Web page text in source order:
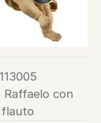
113005
Raffaelo con
flauto